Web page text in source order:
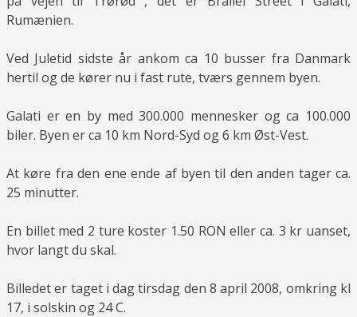
Rumænien.
Ved Juletid sidste år ankom ca 10 busser fra Danmark
hertil og de kører nu i fast rute, tværs gennem byen.
Galati er en by med 300.000 mennesker og ca 100.000
biler. Byen er ca 10 km Nord-Syd og 6 km Øst-Vest.
At køre fra den ene ende af byen til den anden tager ca.
25 minutter.
En billet med 2 ture koster 1.50 RON eller ca. 3 kr uanset,
hvor langt du skal.
Billedet er taget i dag tirsdag den 8 april 2008, omkring kl
17, i solskin og 24 C.